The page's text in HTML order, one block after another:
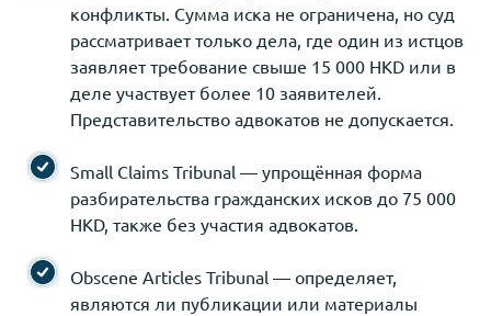
конфликты. Сумма иска не ограничена, но суд
рассматривает только дела, где один из истцов
заявляет требование свыше 15 000 HKD или в
деле участвует более 10 заявителей.
Представительство адвокатов не допускается.
Small Claims Tribunal — упрощённая форма
разбирательства гражданских исков до 75 000
HKD, также без участия адвокатов.
Obscene Articles Tribunal — определяет,
являются ли публикации или материалы